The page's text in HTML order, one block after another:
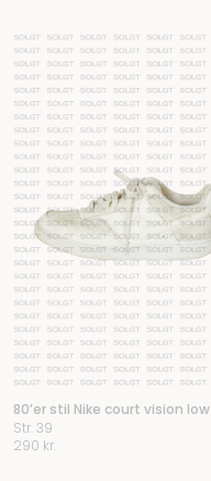
80’er stil Nike court vision low
Str. 39
290 kr.